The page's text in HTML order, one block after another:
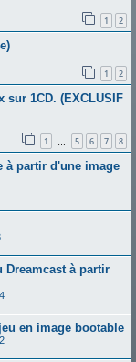
1 2
1 2
1CD. (EXCLUSIF
1 5 6 7 8
à partir d'une image
à partir
en image bootable